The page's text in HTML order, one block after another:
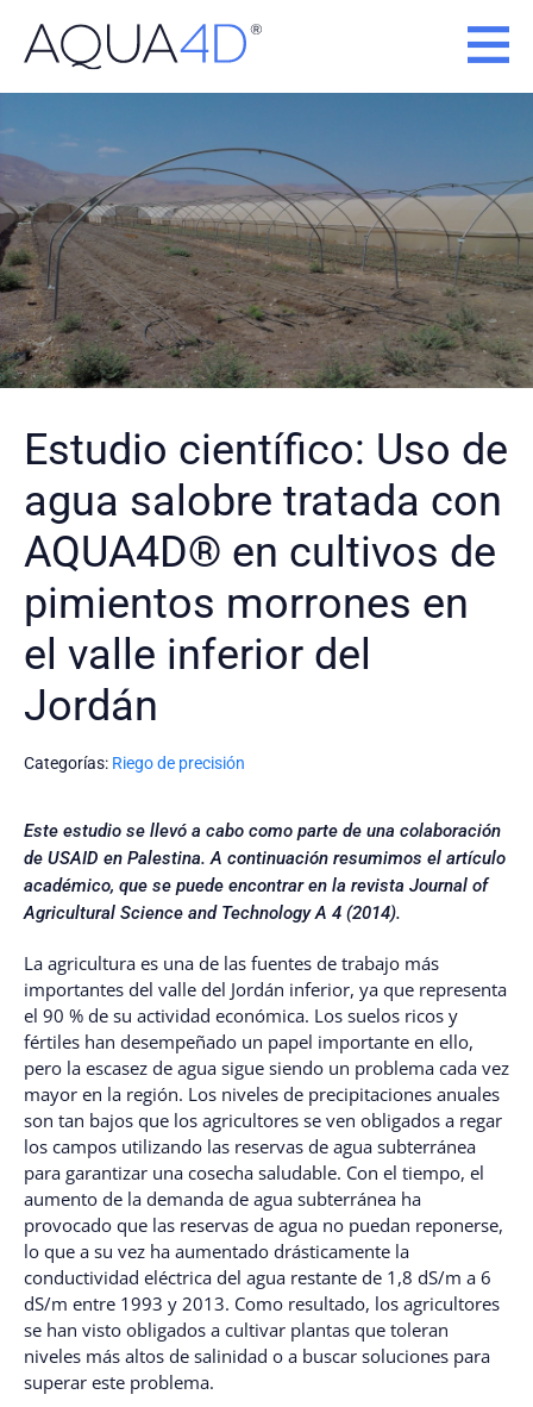
contenido
Estudio científico: Uso de
agua salobre tratada con
AQUA4D® en cultivos de
pimientos morrones en
el valle inferior del
Jordán
Categorías: Riego de precisión
Este estudio se llevó a cabo como parte de una colaboración
de USAID en Palestina. A continuación resumimos el artículo
académico, que se puede encontrar en la revista Journal of
Agricultural Science and Technology A 4 (2014).
La agricultura es una de las fuentes de trabajo más
importantes del valle del Jordán inferior, ya que representa
el 90 % de su actividad económica. Los suelos ricos y
fértiles han desempeñado un papel importante en ello,
pero la escasez de agua sigue siendo un problema cada vez
mayor en la región. Los niveles de precipitaciones anuales
son tan bajos que los agricultores se ven obligados a regar
los campos utilizando las reservas de agua subterránea
para garantizar una cosecha saludable. Con el tiempo, el
aumento de la demanda de agua subterránea ha
provocado que las reservas de agua no puedan reponerse,
lo que a su vez ha aumentado drásticamente la
conductividad eléctrica del agua restante de 1,8 dS/m a 6
dS/m entre 1993 y 2013. Como resultado, los agricultores
se han visto obligados a cultivar plantas que toleran
niveles más altos de salinidad o a buscar soluciones para
superar este problema.